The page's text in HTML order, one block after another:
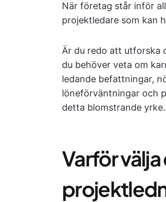
När företag står inför
projektledare som kan
Är du redo att utforska
du behöver veta om
ledande befattningar,
löneförväntningar och
detta blomstrande yrke.
Varför